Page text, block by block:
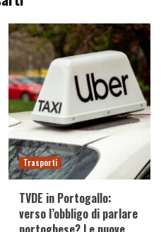
Trasporti
TVDE in Portogallo:
verso l’obbligo di parlare